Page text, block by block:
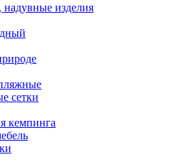
надувные изделия
сетки
кемпинга